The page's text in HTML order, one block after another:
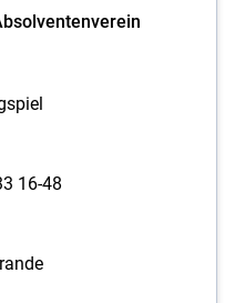
16-48